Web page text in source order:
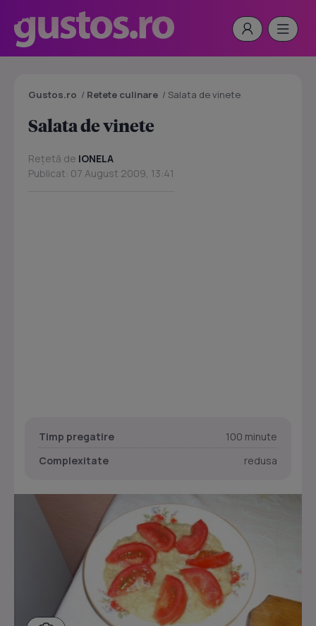
Gustos.ro / Retete culinare / Salata de vinete
Salata de vinete
Rețetă de IONELA
Publicat: 07 August 2009, 13:41
Timp pregatire
100 minute
Complexitate
redusa